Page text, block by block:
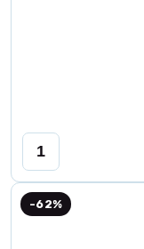
-62%